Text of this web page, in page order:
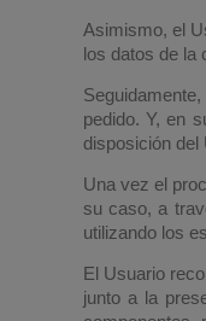
Asimismo, el
los datos de la
pedido. Y, en
disposición del
Una vez el
su caso, a
utilizando los
El Usuario
junto a la